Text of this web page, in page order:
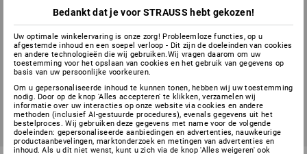
Bedankt dat je voor STRAUSS hebt gekozen!
Uw optimale winkelervaring is onze zorg! Probleemloze functies, op u
afgestemde inhoud en een soepel verloop - Dit zijn de doeleinden van cookies
en andere technologieën die wij gebruiken.Wij vragen daarom om uw
toestemming voor het opslaan van cookies en het gebruik van gegevens op
basis van uw persoonlijke voorkeuren.
Om u gepersonaliseerde inhoud te kunnen tonen, hebben wij uw toestemming
nodig. Door op de knop 'Alles accepteren' te klikken, verzamelen wij
informatie over uw interacties op onze website via cookies en andere
methoden (inclusief AI-gestuurde procedures), evenals gegevens uit het
bestelproces. Wij gebruiken deze gegevens met name voor de volgende
doeleinden: gepersonaliseerde aanbiedingen en advertenties, nauwkeurige
productaanbevelingen, marktonderzoek en metingen van advertenties en
inhoud. Als u dit niet wenst, kunt u zich via de knop 'Alles weigeren' ook